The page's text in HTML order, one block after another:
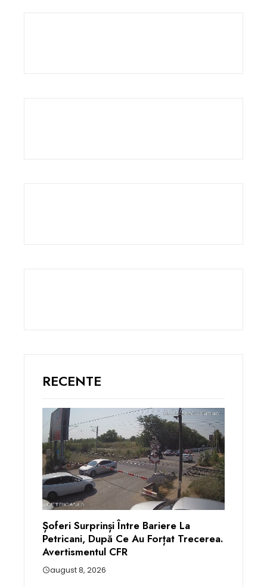
RECENTE
Șoferi Surprinși Între Bariere La
Petricani, După Ce Au Forțat Trecerea.
Avertismentul CFR
august 8, 2026